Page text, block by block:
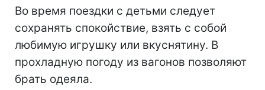
Во время поездки с детьми следует
сохранять спокойствие, взять с собой
любимую игрушку или вкуснятину. В
прохладную погоду из вагонов позволяют
брать одеяла.